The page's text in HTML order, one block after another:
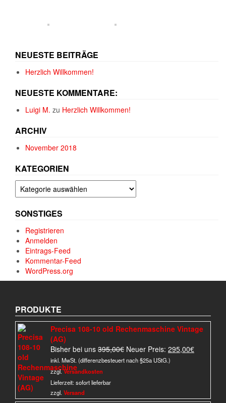
NEUESTE BEITRÄGE
Herzlich Willkommen!
NEUESTE KOMMENTARE:
Luigi M. zu Herzlich Willkommen!
ARCHIV
November 2018
KATEGORIEN
Kategorien
SONSTIGES
Registrieren
Anmelden
Eintrags-Feed
Kommentar-Feed
WordPress.org
PRODUKTE
Precisa 108-10 old Rechenmaschine Vintage
(AG)
Bisher bei uns 395,00€ Ursprünglicher
Preis
Neuer Preis: 295,00€Aktueller
inkl. MwSt. (differenzbesteuert nach §25a UStG.)
zzgl.Versandkosten
Lieferzeit:sofort lieferbar
zzgl. Versand